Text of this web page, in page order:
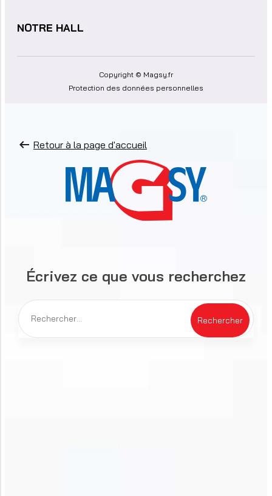
NOTRE HALL
Copyright © Magsy.fr
Protection des données personnelles
Retour à la page d'accueil
Écrivez ce que vous recherchez